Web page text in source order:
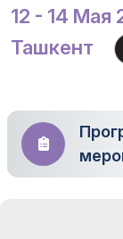
12 - 14 Мая
Ташкент